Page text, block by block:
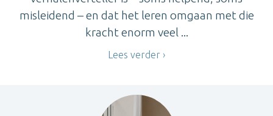
misleidend – en dat het leren omgaan met die
kracht enorm veel ...
Lees verder